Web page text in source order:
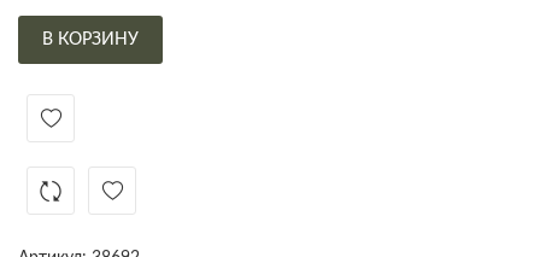
В КОРЗИНУ